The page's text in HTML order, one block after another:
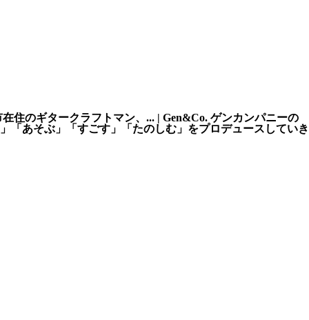
住のギタークラフトマン、... | Gen&Co. ゲンカンパニーの
「あそぶ」「すごす」「たのしむ」をプロデュースしていき